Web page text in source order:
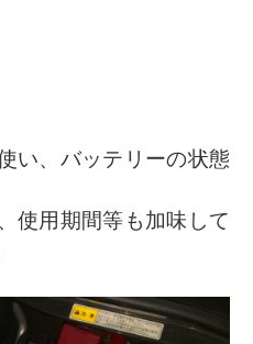
い、バッテリーの状態
使用期間等も加味して